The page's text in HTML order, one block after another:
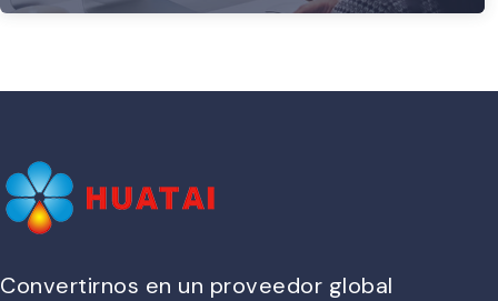
Convertirnos en un proveedor global